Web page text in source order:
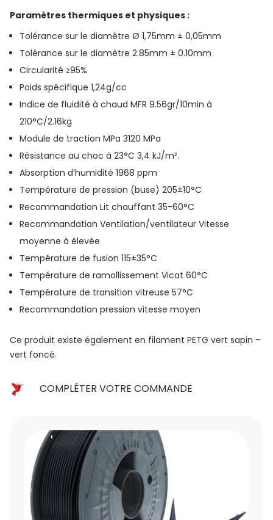
Paramètres thermiques et physiques :
Tolérance sur le diamètre Ø 1,75mm ± 0,05mm
Tolérance sur le diamètre 2.85mm ± 0.10mm
Circularité ≥95%
Poids spécifique 1,24g/cc
Indice de fluidité à chaud MFR 9.56gr/10min à
210°C/2.16kg
Module de traction MPa 3120 MPa
Résistance au choc à 23°C 3,4 kJ/m².
Absorption d’humidité 1968 ppm
Température de pression (buse) 205±10°C
Recommandation Lit chauffant 35-60°C
Recommandation Ventilation/ventilateur Vitesse
moyenne à élevée
Température de fusion 115±35°C
Température de ramollissement Vicat 60°C
Température de transition vitreuse 57°C
Recommandation pression vitesse moyen
Ce produit existe également en filament PETG vert sapin –
vert foncé.
COMPLÉTER VOTRE COMMANDE